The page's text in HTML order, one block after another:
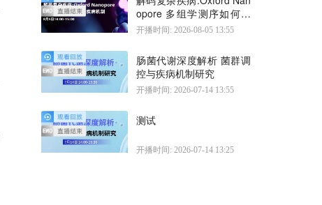
opore 多组学测序如何揭
示疾病机制
开播时间: 2026-08-05 13:55
肠菌代谢深度解析 菌群调
控与疾病机制研究
开播时间: 2026-07-14 13:55
测试
开播时间: 2026-07-14 13:25